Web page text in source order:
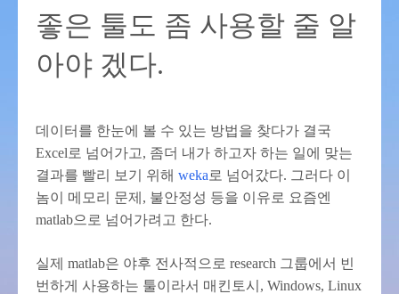
좋은 툴도 좀 사용할 줄 알
아야 겠다.
데이터를 한눈에 볼 수 있는 방법을 찾다가 결국
Excel로 넘어가고, 좀더 내가 하고자 하는 일에 맞는
결과를 빨리 보기 위해 weka 로 넘어갔다. 그러다 이
놈이 메모리 문제, 불안정성 등을 이유로 요즘엔
matlab으로 넘어가려고 한다.
실제 matlab은 야후 전사적으로 research 그룹에서 빈
번하게 사용하는 툴이라서 매킨토시, Windows, Linux